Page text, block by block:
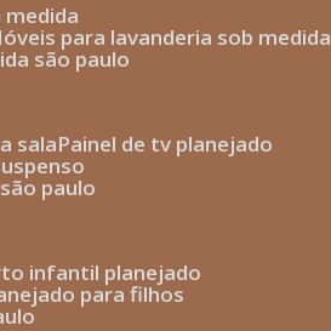
medida
móveis para lavanderia sob medida
são paulo
sala painel de tv planejado
paulo
infantil planejado
para filhos